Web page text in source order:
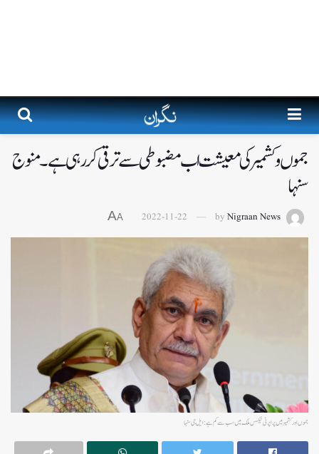
جموں و کشمیر کی معیشت اب مضبوطی سے ترقی کر رہی ہے۔ منوج
سنہا
by Nigraan News
2022-11-22
A
A
جموں اور کشمیر میں پراپرٹی ٹیکس ملک میں سب سے کم ہے: ایل جی سنہا